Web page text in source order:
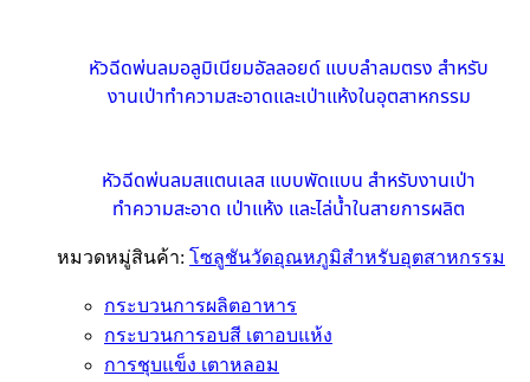
หัวฉีดพ่นลมอลูมิเนียมอัลลอยด์ แบบลำลมตรง สำหรับ
งานเป่าทำความสะอาดและเป่าแห้งในอุตสาหกรรม
หัวฉีดพ่นลมสแตนเลส แบบพัดแบน สำหรับงานเป่า
ทำความสะอาด เป่าแห้ง และไล่น้ำในสายการผลิต
หมวดหมู่สินค้า: โซลูชันวัดอุณหภูมิสำหรับอุตสาหกรรม
กระบวนการผลิตอาหาร
กระบวนการอบสี เตาอบแห้ง
การชุบแข็ง เตาหลอม